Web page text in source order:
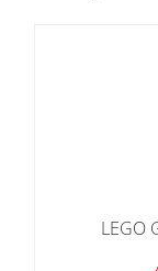
LEGO